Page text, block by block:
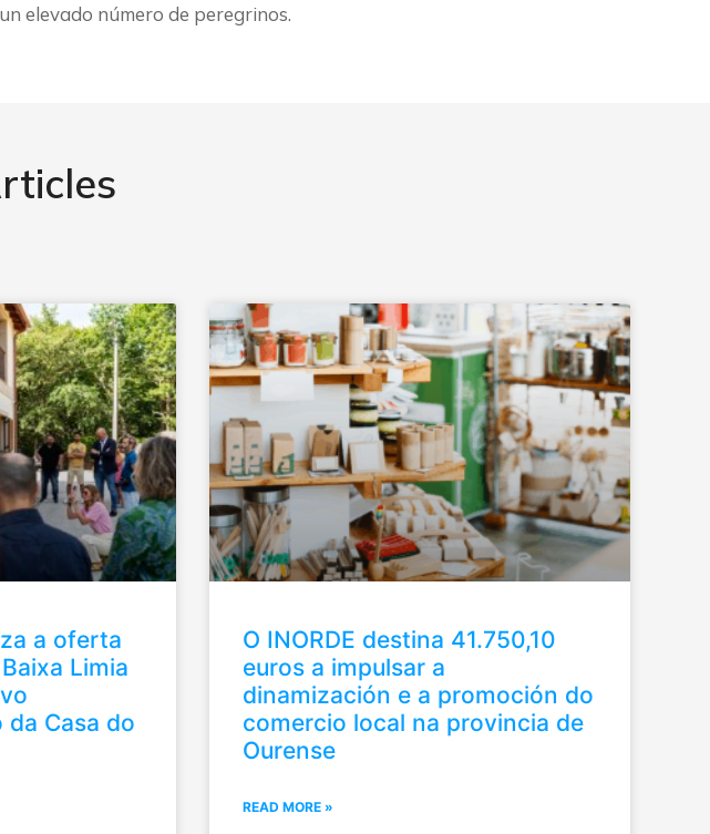
elevado número de peregrinos.
a oferta
Limia
Casa do
O INORDE destina 41.750,10
euros a impulsar a
dinamización e a promoción do
comercio local na provincia de
Ourense
READ MORE »